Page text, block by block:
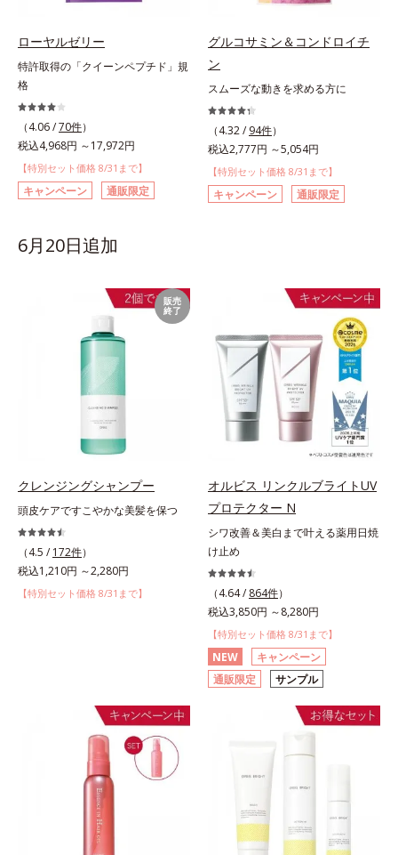
ローヤルゼリー
特許取得の「クイーンペプチド」規
格
（4.06 /70件）
税込4,968円 ～17,972円
【特別セット価格 8/31まで】
キャンペーン 通販限定
グルコサミン＆コンドロイチ
ン
スムーズな動きを求める方に
（4.32 / 94件）
税込2,777円 ～5,054円
【特別セット価格 8/31まで】
キャンペーン 通販限定
6月20日追加
販売
終了
クレンジングシャンプー
頭皮ケアですこやかな美髪を保つ
（4.5 / 172件）
税込1,210円 ～2,280円
【特別セット価格 8/31まで】
オルビス リンクルブライトUV
プロテクター N
シワ改善＆美白まで叶える薬用日焼
け止め
（4.64 / 864件）
税込3,850円 ～8,280円
【特別セット価格 8/31まで】
NEW
キャンペーン
通販限定
サンプル